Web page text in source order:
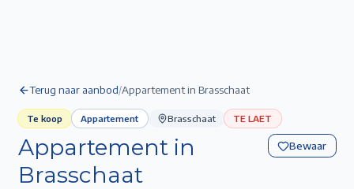
Terug naar aanbod/Appartement in Brasschaat
Te koop Appartement Brasschaat TE LAET
Appartement in
Brasschaat
Bewaar